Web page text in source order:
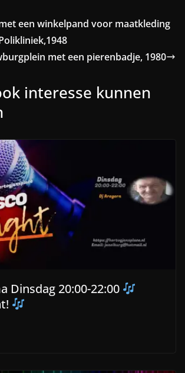
een winkelpand voor maatkleding
met een pierenbadje, 1980
interesse kunnen
Dinsdag 20:00-22:00